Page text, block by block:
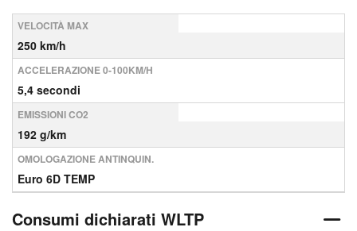
VELOCITÀ MAX
250 km/h
ACCELERAZIONE 0-100KM/H
5,4 secondi
EMISSIONI CO2
192 g/km
OMOLOGAZIONE ANTINQUIN.
Euro 6D TEMP
Consumi dichiarati WLTP